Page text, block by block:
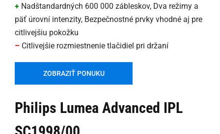
+ Nadštandardných 600 000 zábleskov, Dva režimy a
päť úrovní intenzity, Bezpečnostné prvky vhodné aj pre
citlivejšiu pokožku
– Citlivejšie rozmiestnenie tlačidiel pri držaní
ZOBRAZIŤ PONUKU
Philips Lumea Advanced IPL